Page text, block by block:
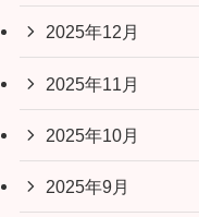
2025年12月
2025年11月
2025年10月
2025年9月